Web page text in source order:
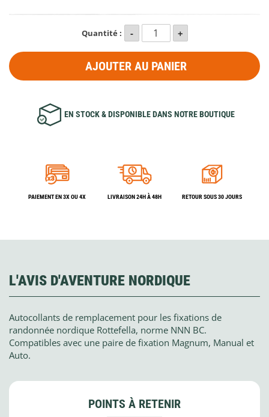
Quantité :
AJOUTER AU PANIER
EN STOCK & DISPONIBLE DANS NOTRE BOUTIQUE
PAIEMENT EN 3X OU 4X LIVRAISON 24H À 48H RETOUR SOUS 30 JOURS
L'AVIS D'AVENTURE NORDIQUE
Autocollants de remplacement pour les fixations de
randonnée nordique Rottefella, norme NNN BC.
Compatibles avec une paire de fixation Magnum, Manual et
Auto.
POINTS À RETENIR